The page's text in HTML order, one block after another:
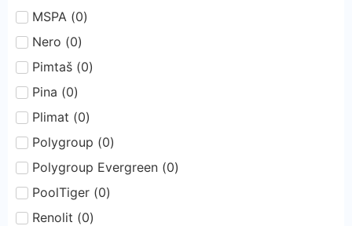
MSPA (0)
Nero (0)
Pimtaš (0)
Pina (0)
Plimat (0)
Polygroup (0)
Polygroup Evergreen (0)
PoolTiger (0)
Renolit (0)